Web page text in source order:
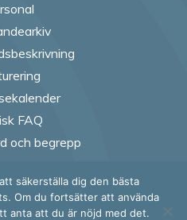
FAQ
och begrepp
us on
Follow us on
Follow
säkerställa dig den bästa
Om du fortsätter att använda
anta att du är nöjd med det.